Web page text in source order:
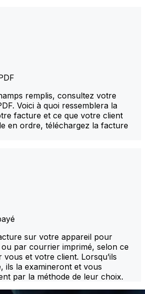
remplis, consultez votre
Voici à quoi ressemblera la
facture et ce que votre client
en ordre, téléchargez la facture
sur votre appareil pour
ou par courrier imprimé, selon ce
et votre client. Lorsqu’ils
ils la examineront et vous
par la méthode de leur choix.